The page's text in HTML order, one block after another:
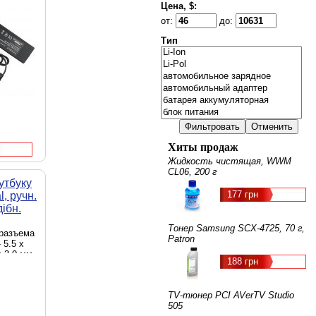
ручн.
5.5 x
3.0 мм,
Цена, $:
от:
до:
Тип
Хиты продаж
Жидкость чистящая, WWM
CL06, 200 г
177 грн
Тонер Samsung SCX-4725, 70 г,
Patron
188 грн
TV-тюнер PCI AVerTV Studio
505